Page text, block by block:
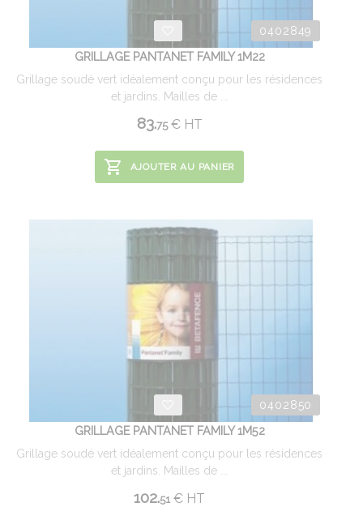
0402849
GRILLAGE PANTANET FAMILY 1M22
Grillage soudé vert idéalement conçu pour les résidences
et jardins. Mailles de ...
83.75 €HT
AJOUTER AU PANIER
0402850
GRILLAGE PANTANET FAMILY 1M52
Grillage soudé vert idéalement conçu pour les résidences
et jardins. Mailles de ...
102.51 € HT